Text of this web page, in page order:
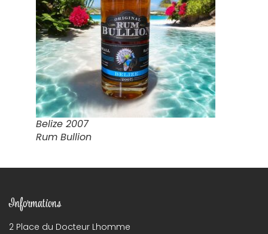
Belize 2007
Rum Bullion
Informations
2 Place du Docteur Lhomme